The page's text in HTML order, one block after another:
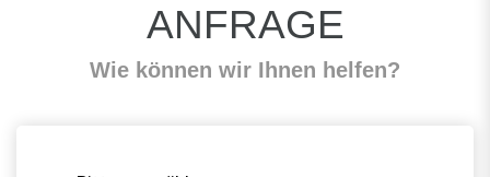
ANFRAGE
Wie können wir Ihnen helfen?